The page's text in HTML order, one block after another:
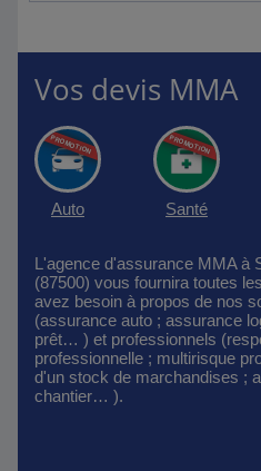
Vos devis MMA
Auto Santé
L'agence d'assurance MMA à
(87500) vous fournira toutes
avez besoin à propos de nos
(assurance auto ; assurance
prêt… ) et professionnels
professionnelle ; multirisque
d'un stock de marchandises ;
chantier… ).